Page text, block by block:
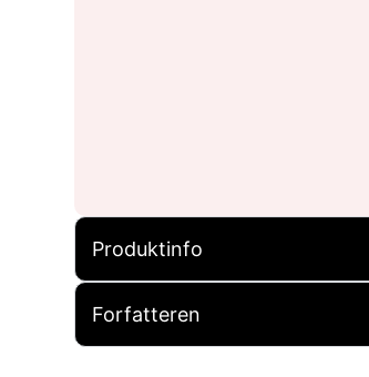
Produktinfo
Forfatteren